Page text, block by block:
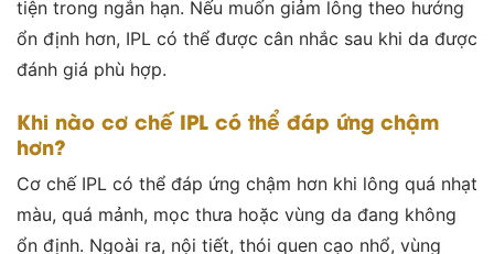
tiện trong ngắn hạn. Nếu muốn giảm lông theo hướng
ổn định hơn, IPL có thể được cân nhắc sau khi da được
đánh giá phù hợp.
Khi nào cơ chế IPL có thể đáp ứng chậm
hơn?
Cơ chế IPL có thể đáp ứng chậm hơn khi lông quá nhạt
màu, quá mảnh, mọc thưa hoặc vùng da đang không
ổn định. Ngoài ra, nội tiết, thói quen cạo nhổ, vùng